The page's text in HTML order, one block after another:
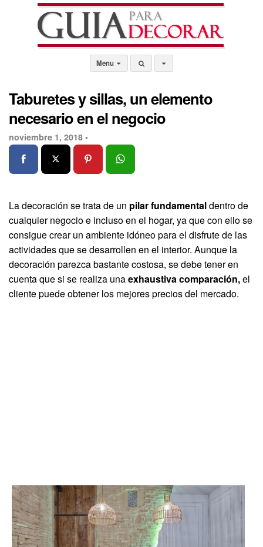
Menu
Taburetes y sillas, un elemento
necesario en el negocio
noviembre 1, 2018 •
La decoración se trata de un pilar fundamentaldentro de
cualquier negocio e incluso en el hogar, ya que con ello se
consigue crear un ambiente idóneo para el disfrute de las
actividades que se desarrollen en el interior. Aunque la
decoración parezca bastante costosa, se debe tener en
cuenta que si se realiza unaexhaustiva comparación,el
cliente puede obtener los mejores precios del mercado.